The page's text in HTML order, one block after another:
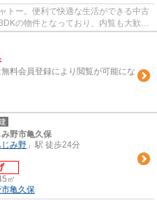
トー。便利で快適な生活ができる中古
の物件となっており、内覧も大歓迎
コチラよ...
料会員登録により閲覧が可能にな
野市亀久保
み野 」駅 徒歩24分
㎡
亀久保